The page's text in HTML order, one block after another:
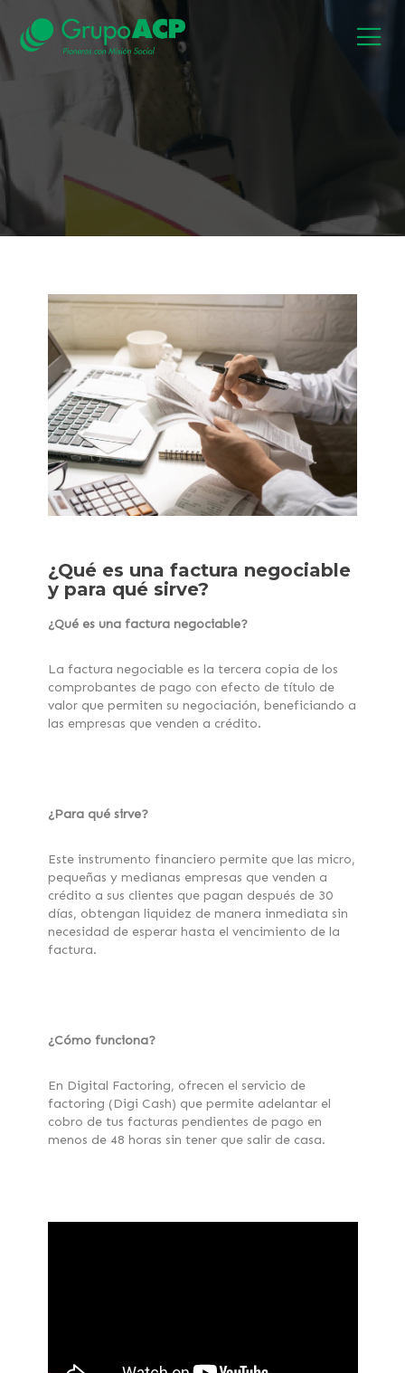
DigitalFactoring
¿Qué es una factura negociable
y para qué sirve?
¿Qué es una factura negociable?
La factura negociable es la tercera copia de los
comprobantes de pago con efecto de título de
valor que permiten su negociación, beneficiando a
las empresas que venden a crédito.
¿Para qué sirve?
Este instrumento financiero permite que las micro,
pequeñas y medianas empresas que venden a
crédito a sus clientes que pagan después de 30
días, obtengan liquidez de manera inmediata sin
necesidad de esperar hasta el vencimiento de la
factura.
¿Cómo funciona?
En Digital Factoring, ofrecen el servicio de
factoring (Digi Cash) que permite adelantar el
cobro de tus facturas pendientes de pago en
menos de 48 horas sin tener que salir de casa.